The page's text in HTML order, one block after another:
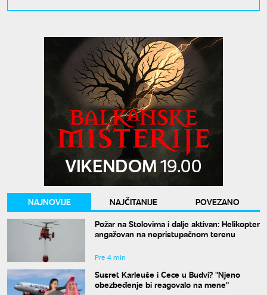
NAJNOVIJE NAJČITANIJE
POVEZANO
Požar na Stolovima i dalje aktivan: Helikopter
angažovan na nepristupačnom terenu
Pre 4 min
Susret Karleuše i Cece u Budvi? "Njeno
obezbeđenje bi reagovalo na mene"